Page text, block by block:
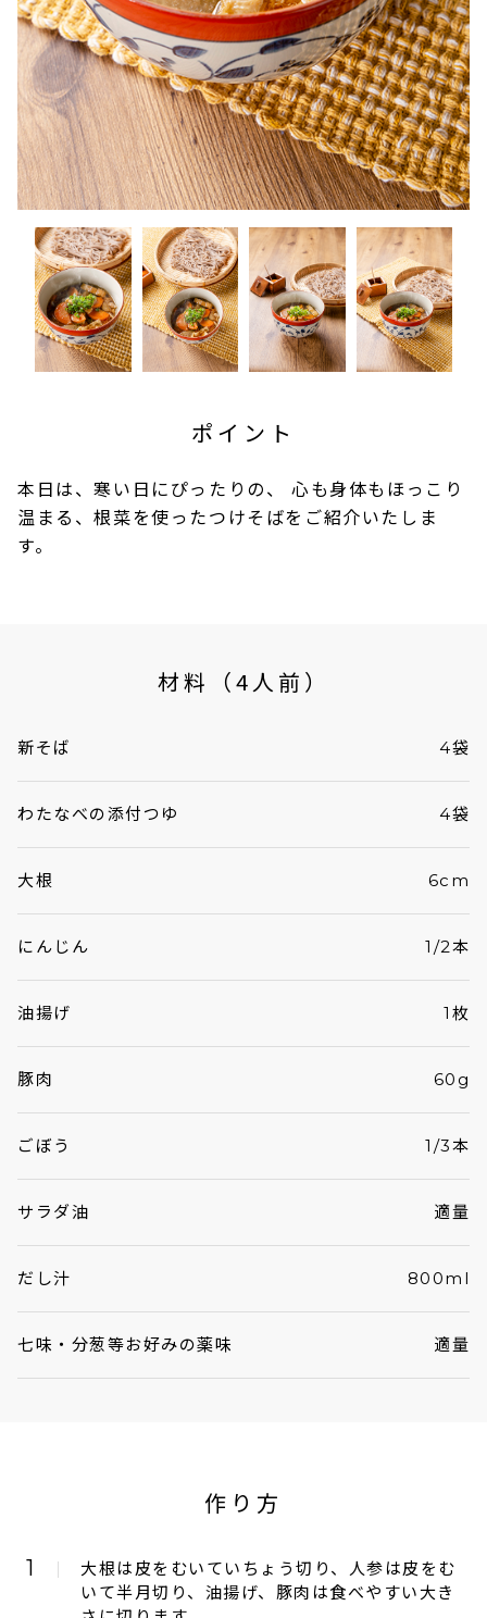
ポイント
本日は、寒い日にぴったりの、 心も身体もほっこり
温まる、根菜を使ったつけそばをご紹介いたしま
す。
材料（4人前）
新そば 4袋
わたなべの添付つゆ 4袋
大根 6cm
にんじん 1/2本
油揚げ 1枚
豚肉 60g
ごぼう 1/3本
サラダ油 適量
だし汁 800ml
七味・分葱等お好みの薬味 適量
作り方
1
大根は皮をむいていちょう切り、人参は皮をむ
いて半月切り、油揚げ、豚肉は食べやすい大き